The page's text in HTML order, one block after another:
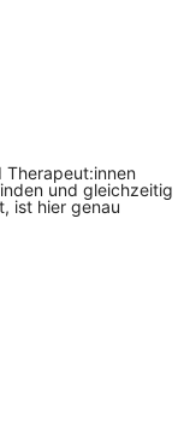
Therapeut:innen
und gleichzeitig
ist hier genau